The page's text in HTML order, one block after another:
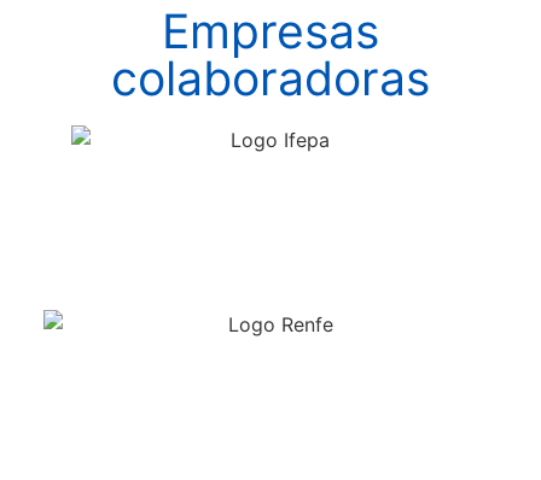
Empresas
colaboradoras